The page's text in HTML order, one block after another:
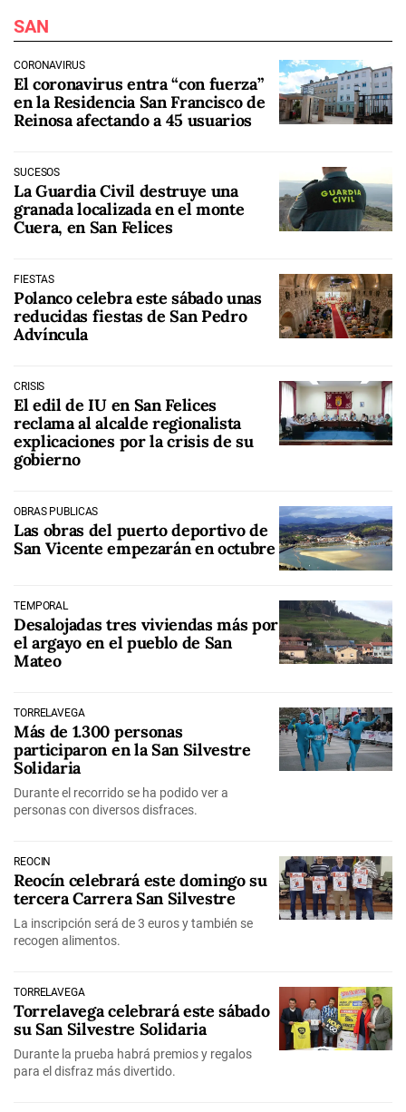
SAN
CORONAVIRUS
El coronavirus entra “con fuerza”
en la Residencia San Francisco de
Reinosa afectando a 45 usuarios
SUCESOS
La Guardia Civil destruye una
granada localizada en el monte
Cuera, en San Felices
FIESTAS
Polanco celebra este sábado unas
reducidas fiestas de San Pedro
Advíncula
CRISIS
El edil de IU en San Felices
reclama al alcalde regionalista
explicaciones por la crisis de su
gobierno
OBRAS PÚBLICAS
Las obras del puerto deportivo de
San Vicente empezarán en octubre
TEMPORAL
Desalojadas tres viviendas más por
el argayo en el pueblo de San
Mateo
TORRELAVEGA
Más de 1.300 personas
participaron en la San Silvestre
Solidaria
Durante el recorrido se ha podido ver a
personas con diversos disfraces.
REOCÍN
Reocín celebrará este domingo su
tercera Carrera San Silvestre
La inscripción será de 3 euros y también se
recogen alimentos.
TORRELAVEGA
Torrelavega celebrará este sábado
su San Silvestre Solidaria
Durante la prueba habrá premios y regalos
para el disfraz más divertido.